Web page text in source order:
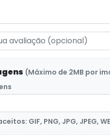
(Máximo de 2MB por
GIF, PNG, JPG, JPEG,